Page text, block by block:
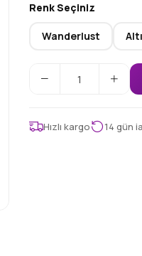
Renk Seçiniz
Wanderlust
Hızlı kargo 14 gün